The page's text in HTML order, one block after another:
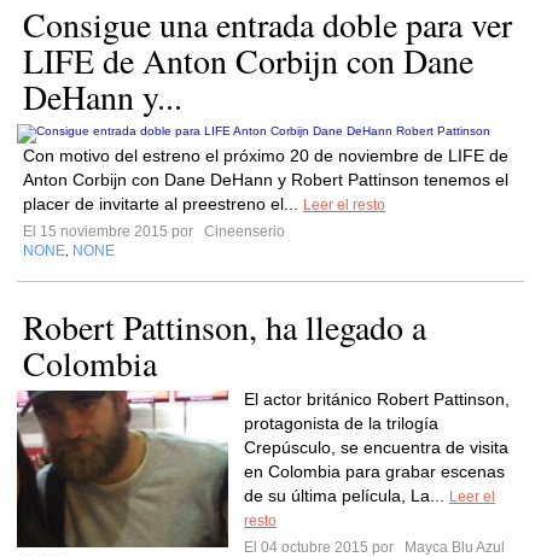
Consigue una entrada doble para ver
LIFE de Anton Corbijn con Dane
DeHann y...
Con motivo del estreno el próximo 20 de noviembre de LIFE de
Anton Corbijn con Dane DeHann y Robert Pattinson tenemos el
placer de invitarte al preestreno el...
Leer el resto
El 15 noviembre 2015 por
Cineenserio
NONE NONE
Robert Pattinson, ha llegado a
Colombia
El actor británico Robert Pattinson,
protagonista de la trilogía
Crepúsculo, se encuentra de visita
en Colombia para grabar escenas
de su última película, La...
Leer el
resto
El 04 octubre 2015 por
Mayca Blu Azul